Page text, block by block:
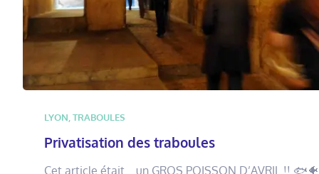
LYON TRABOULES
Privatisation des traboules
Cet article était… un GROS POISSON D’AVRIL !!